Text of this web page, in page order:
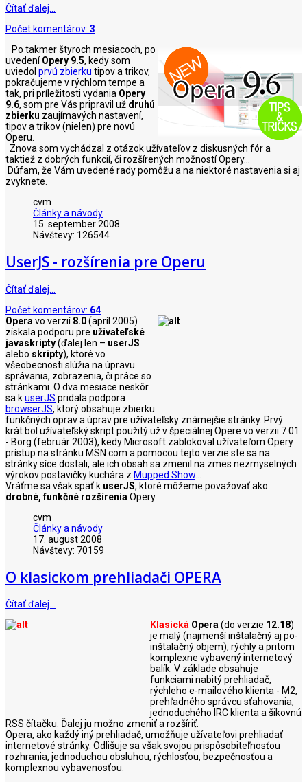
Čítať ďalej…
Počet komentárov: 3
Po takmer štyroch mesiacoch, po
uvedeníOpery 9.5, kedy som
uviedol prvú zbierku tipov a trikov,
pokračujeme v rýchlom tempe a
tak, pri príležitosti vydania Opery
9.6, som pre Vás pripravil už druhú
zbierku zaujímavých nastavení,
tipov a trikov (nielen) pre novú
Operu.
Znova som vychádzal z otázok užívateľov z diskusných fór a
taktiež z dobrých funkcií, či rozšírených možností Opery...
Dúfam, že Vám uvedené rady pomôžu a na niektoré nastavenia si aj
zvyknete.
cvm
Články a návody
15. september 2008
Návštevy: 126544
UserJS - rozšírenia pre Operu
Čítať ďalej…
Počet komentárov: 64
Opera vo verzií8.0(apríl 2005)
získala podporu pre užívateľské
javaskripty(ďalej len – userJS
alebo skripty), ktoré vo
všeobecnosti slúžia na úpravu
správania, zobrazenia, či práce so
stránkami. O dva mesiace neskôr
sa kuserJS pridala podpora
browserJS, ktorý obsahuje zbierku
funkčných oprav a úprav pre užívateľsky známejšie stránky. Prvý
krát bol užívateľský skript použitý už v špeciálnej Opere vo verzii 7.01
- Borg (február 2003), kedy Microsoft zablokoval užívateľom Opery
prístup na stránku MSN.com a pomocou tejto verzie ste sa na
stránky síce dostali, ale ich obsah sa zmenil na zmes nezmyselných
výrokov postavičky kuchára z Mupped Show
Vráťme sa však späť k userJS, ktoré môžeme považovať ako
drobné, funkčné rozšírenia Opery.
cvm
Články a návody
17. august 2008
Návštevy: 70159
O klasickom prehliadači OPERA
Čítať ďalej…
Klasická Opera(do verzie 12.18)
je malý (najmenší inštalačný aj po-
inštalačný objem), rýchly a pritom
komplexne vybavený internetový
balík. V základe obsahuje
funkciami nabitý prehliadač,
rýchleho e-mailového klienta - M2,
prehľadného správcu sťahovania,
jednoduchého IRC klienta a šikovnú
RSS čítačku. Ďalej ju možno zmeniť a rozšíriť.
Opera, ako každý iný prehliadač, umožňuje užívateľovi prehliadať
internetové stránky. Odlišuje sa však svojou prispôsobiteľnosťou
rozhrania, jednoduchou obsluhou, rýchlosťou, bezpečnosťou a
komplexnou vybavenosťou.